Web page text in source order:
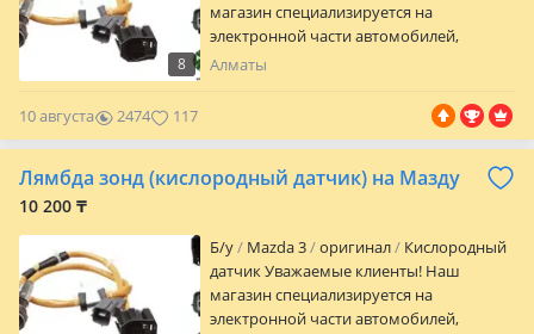
8
магазин специализируется на
электронной части автомобилей,
Японского, Корейского и Немецкого
для уточнения цены и наличия, звоните
по номеру телефона указанного в
объявлении с 10: 00 до 21: 00 БЕЗ
ВЫХОДНЫХ! Имеется широкий
у запчастей. Только проверенные,
зарекомендовавшие себя запчасти. Наш
магазин предоставляет: * Гарантия до 14
дней в зависимости от качества
Алматы
10 августа 2474 117
Лямбда зонд (кислородный датчик) на Мазду
10 200 ₸
Б/y Mazda 3 оригинал
Кислородный
датчик Уважаемые клиенты! Наш
магазин специализируется на
электронной части автомобилей,